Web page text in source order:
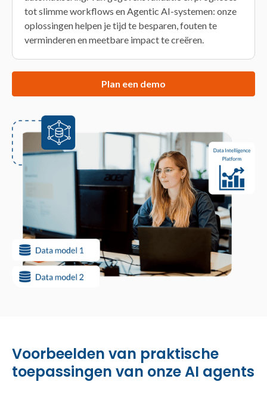
tot slimme workflows en Agentic AI-systemen: onze
oplossingen helpen je tijd te besparen, fouten te
verminderen en meetbare impact te creëren.
Plan een demo
Voorbeelden van praktische
toepassingen van onze AI agents